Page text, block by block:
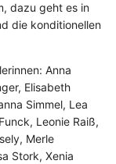
dazu geht es in
die konditionellen
Anna
Elisabeth
Simmel, Lea
Leonie Raiß,
Merle
Stork, Xenia